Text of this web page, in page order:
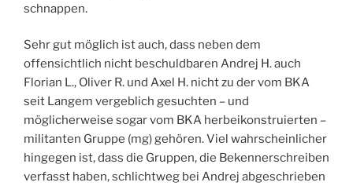
schnappen.
Sehr gut möglich ist auch, dass neben dem
offensichtlich nicht beschuldbaren Andrej H. auch
Florian L., Oliver R. und Axel H. nicht zu der vom BKA
seit Langem vergeblich gesuchten – und
möglicherweise sogar vom BKA herbeikonstruierten –
militanten Gruppe (mg) gehören. Viel wahrscheinlicher
hingegen ist, dass die Gruppen, die Bekennerschreiben
verfasst haben, schlichtweg bei Andrej abgeschrieben